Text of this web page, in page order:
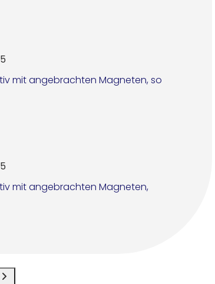
5
mit angebrachten Magneten, so
5
mit angebrachten Magneten,